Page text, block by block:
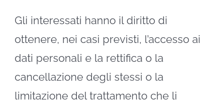
Gli interessati hanno il diritto di
ottenere, nei casi previsti, l’accesso ai
dati personali e la rettifica o la
cancellazione degli stessi o la
limitazione del trattamento che li